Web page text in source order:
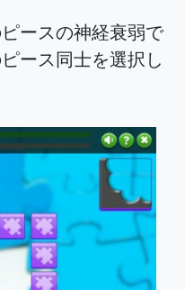
ースの神経衰弱で
ース同士を選択し